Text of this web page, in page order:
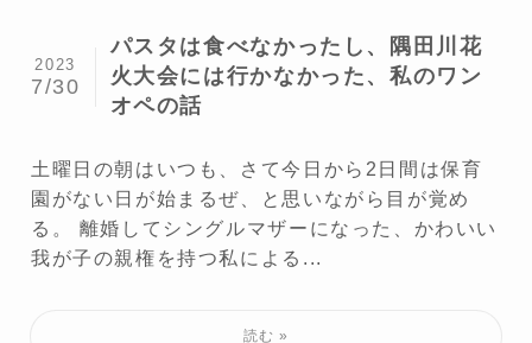
パスタは食べなかったし、隅田川花
火大会には行かなかった、私のワン
オペの話
2023
7/30
土曜日の朝はいつも、さて今日から2日間は保育
園がない日が始まるぜ、と思いながら目が覚め
る。 離婚してシングルマザーになった、かわいい
我が子の親権を持つ私による...